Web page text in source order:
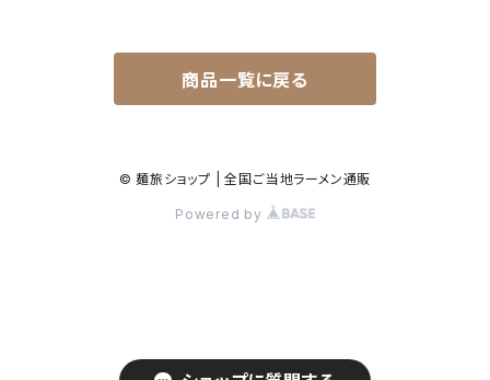
商品一覧に戻る
© 麺旅ショップ | 全国ご当地ラーメン通販
Powered by